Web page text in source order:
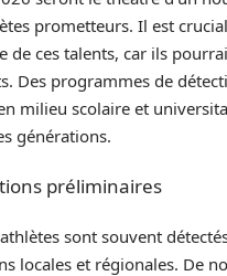
prometteurs. Il est
de ces talents, car ils
Des programmes de
milieu scolaire et
générations.
préliminaires
sont souvent
locales et régionales. De